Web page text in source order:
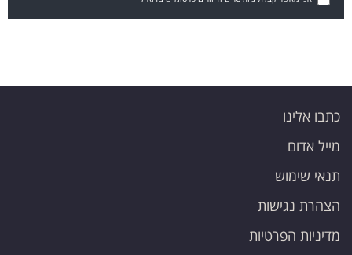
כתבו אלינו
מייל אדום
תנאי שימוש
הצהרת נגישות
מדיניות הפרטיות